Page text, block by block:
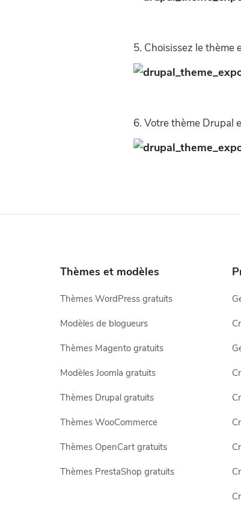
Choisissez le thème
Votre thème Drupal
Thèmes et modèles
Thèmes WordPress gratuits
Modèles de blogueurs
Thèmes Magento gratuits
Modèles Joomla gratuits
Thèmes Drupal gratuits
Thèmes WooCommerce
Thèmes OpenCart gratuits
Thèmes PrestaShop gratuits